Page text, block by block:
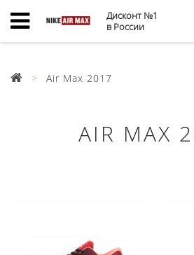
Дисконт №1
в России
Air Max 2017
AIR MAX